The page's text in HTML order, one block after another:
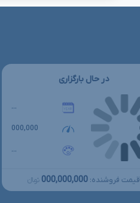
در حال بارگزاری
...
000,000
...
قیمت فروشنده: 000,000,000 تومانءءء